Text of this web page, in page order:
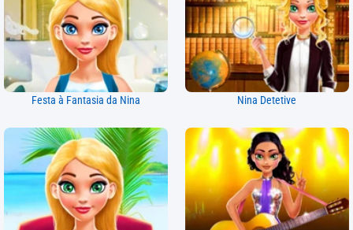
Festa à Fantasia da Nina Nina Detetive